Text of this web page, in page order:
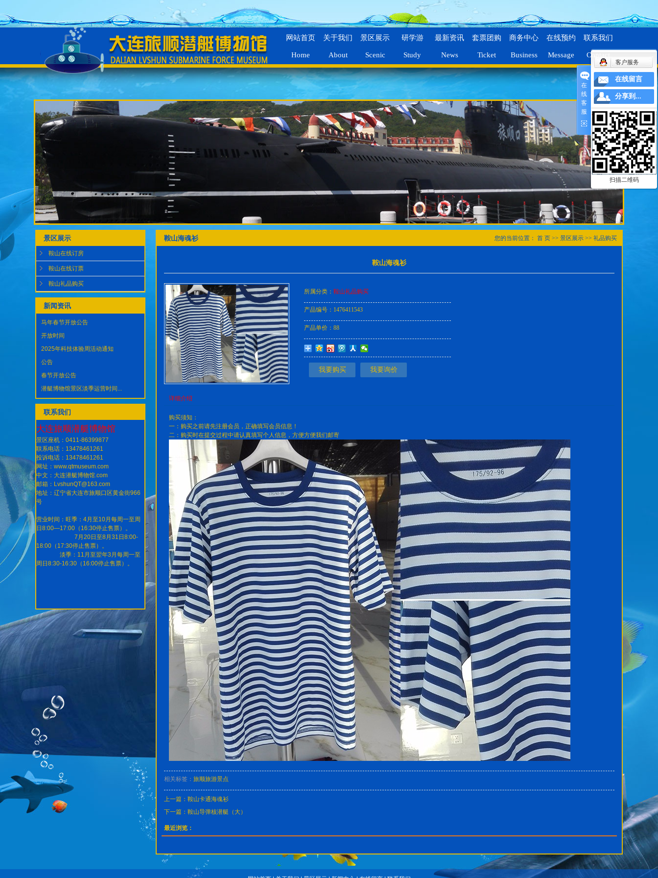
网站首页
Home
关于我们
About
景区展示
Scenic
研学游
Study
最新资讯
News
套票团购
Ticket
商务中心
Business
在线预约
Message
联系我们
Contact
景区展示
鞍山在线订房
鞍山在线订票
鞍山礼品购买
新闻资讯
马年春节开放公告
开放时间
2025年科技体验周活动通知
公告
春节开放公告
潜艇博物馆景区淡季运营时间...
联系我们
大连旅顺潜艇博物馆
景区座机：0411-86399877
联系电话：13478461261
投诉电话：13478461261
网址：www.qtmuseum.com
中文：大连潜艇博物馆.com
邮箱：LvshunQT@163.com
地址：辽宁省大连市旅顺口区黄金街966
号
营业时间：旺季：4月至10月每周一至周
日8:00—17:00（16:30停止售票）。
7月20日至8月31日8:00-
18:00（17:30停止售票）。
淡季：11月至翌年3月每周一至
周日8:30-16:30（16:00停止售票）。
鞍山海魂衫 您的当前位置： 首 页 >> 景区展示 >> 礼品购买
鞍山海魂衫
所属分类： 鞍山礼品购买
产品编号： 1476411543
产品单价： 88
我要购买 我要询价
详细介绍
购买须知：
一：购买之前请先注册会员，正确填写会员信息！
二：购买时在提交过程中请认真填写个人信息，方便方便我们邮寄
相关标签： 旅顺旅游景点
上一篇： 鞍山卡通海魂衫
下一篇： 鞍山导弹核潜艇（大）
最近浏览：
在
线
客
服
客户服务
在线留言
分享到...
扫描二维码